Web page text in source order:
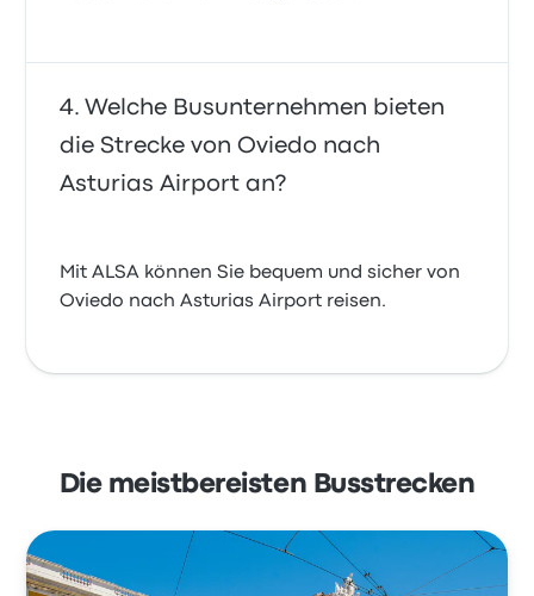
Welche Busunternehmen bieten
die Strecke von Oviedo nach
Asturias Airport an?
Mit ALSA können Sie bequem und sicher von
Oviedo nach Asturias Airport reisen.
Die meistbereisten Busstrecken